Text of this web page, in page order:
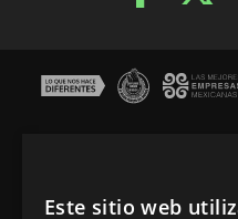
Este sitio web